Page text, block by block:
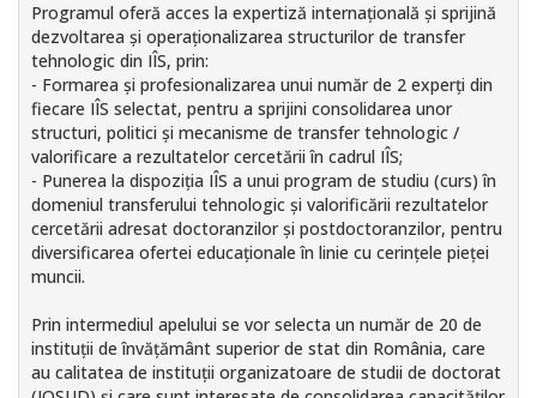
Programul oferă acces la expertiză internațională și sprijină
dezvoltarea și operaționalizarea structurilor de transfer
tehnologic din IÎS, prin:
- Formarea și profesionalizarea unui număr de 2 experți din
fiecare IÎS selectat, pentru a sprijini consolidarea unor
structuri, politici și mecanisme de transfer tehnologic /
valorificare a rezultatelor cercetării în cadrul IÎS;
- Punerea la dispoziția IÎS a unui program de studiu (curs) în
domeniul transferului tehnologic și valorificării rezultatelor
cercetării adresat doctoranzilor și postdoctoranzilor, pentru
diversificarea ofertei educaționale în linie cu cerințele pieței
muncii.
Prin intermediul apelului se vor selecta un număr de 20 de
instituții de învățământ superior de stat din România, care
au calitatea de instituții organizatoare de studii de doctorat